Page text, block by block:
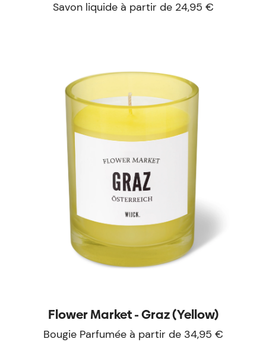
Savon liquide à partir de 24,95 €
Flower Market - Graz (Yellow)
Bougie Parfumée à partir de 34,95 €